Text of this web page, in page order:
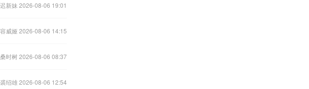
新妹 2026-08-06 19:01
威娅 2026-08-06 14:15
时树 2026-08-06 08:37
绍雄 2026-08-06 12:54